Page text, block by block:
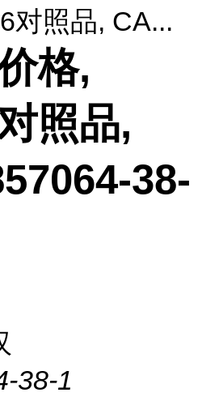
对照品, CA...
格,
照品,
38-
38-1